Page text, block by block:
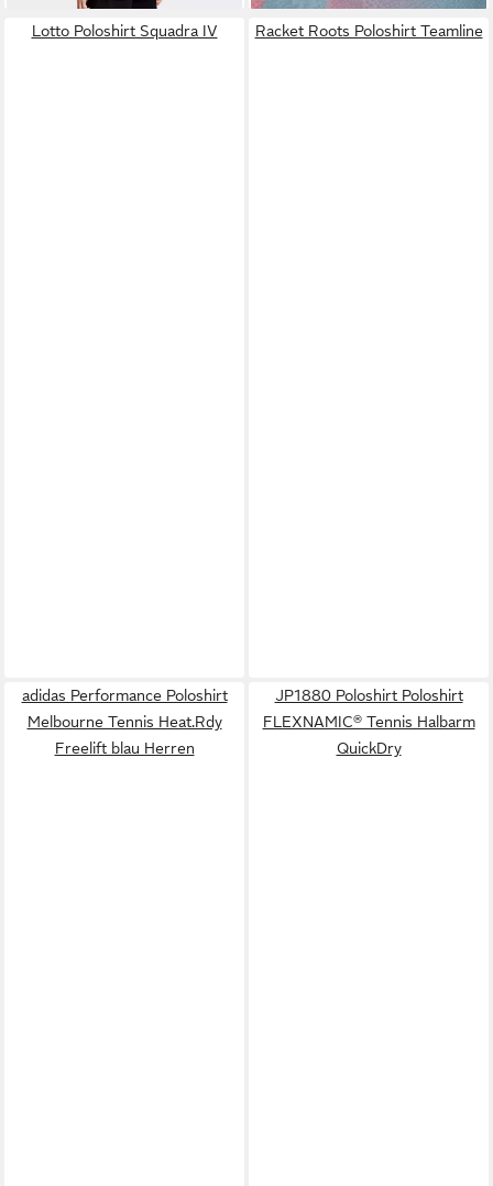
Lotto Poloshirt Squadra IV Racket Roots Poloshirt Teamline
adidas Performance Poloshirt
Melbourne Tennis Heat.Rdy
Freelift blau Herren
JP1880 Poloshirt Poloshirt
FLEXNAMIC® Tennis Halbarm
QuickDry